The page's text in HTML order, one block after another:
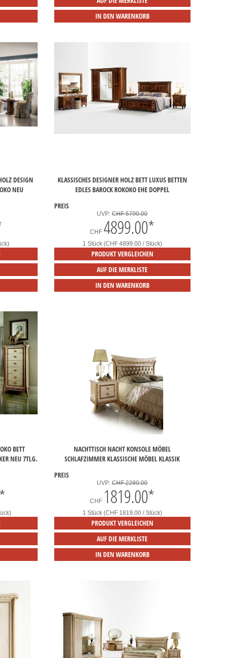
IN DEN WARENKORB
DESIGN
NEU
KLASSISCHES DESIGNER HOLZ BETT LUXUS BETTEN
EDLES BAROCK ROKOKO EHE DOPPEL
PREIS
UVP:CHF 5790.00
CHF 4899.00*
1 Stück (CHF 4899.00 / Stück)
PRODUKT VERGLEICHEN
AUF DIE MERKLISTE
IN DEN WARENKORB
BETT
NEU 7TLG.
*
NACHTTISCH NACHT KONSOLE MÖBEL
SCHLAFZIMMER KLASSISCHE MÖBEL KLASSIK
PREIS
UVP:CHF 2280.00
CHF 1819.00*
1 Stück (CHF 1819.00 / Stück)
PRODUKT VERGLEICHEN
AUF DIE MERKLISTE
IN DEN WARENKORB